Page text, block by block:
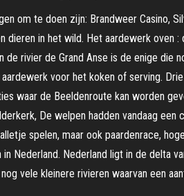
om te doen zijn: Brandweer Casino,
dieren in het wild. Het aardewerk
de rivier de Grand Anse is de enige
voor het koken of serving.
waar de Beeldenroute kan worden
De welpen hadden vandaag
spelen, maar ook paardenrace,
Nederland. Nederland ligt in de delta
vele kleinere rivieren waarvan een